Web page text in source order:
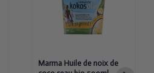
noix de
coco seau
bio 500ml
Marma Huile de noix de